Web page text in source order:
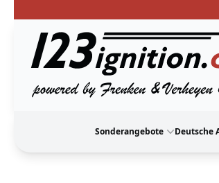
123ignition
Sonderangebote Deutsche